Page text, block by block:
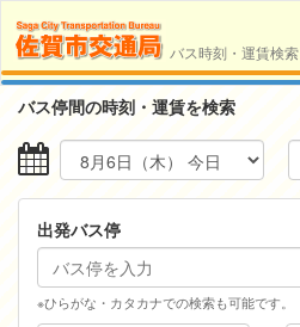
バス時刻・運賃検索
バス停間の時刻・運賃を検索
出発バス停
※ひらがな・カタカナでの検索も可能です。